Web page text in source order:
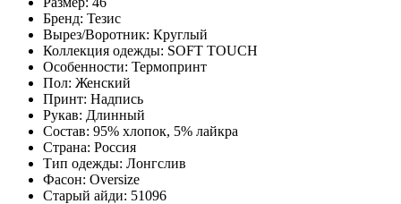
Бренд: Тезис
Вырез/Воротник: Круглый
Коллекция одежды: SOFT TOUCH
Особенности: Термопринт
Пол: Женский
Принт: Надпись
Рукав: Длинный
Состав: 95% хлопок, 5% лайкра
Страна: Россия
Тип одежды: Лонгслив
Фасон: Oversize
Старый айди: 51096